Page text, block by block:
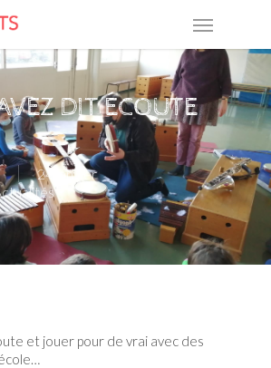
Menu
DIT ÉCOUTE
24 janvier
et jouer pour de vrai avec des